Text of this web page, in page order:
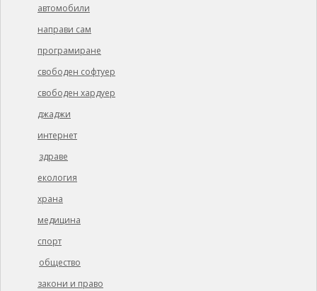
автомобили
направи сам
програмиране
свободен софтуер
свободен хардуер
джаджи
интернет
здраве
екология
храна
медицина
спорт
общество
закони и право